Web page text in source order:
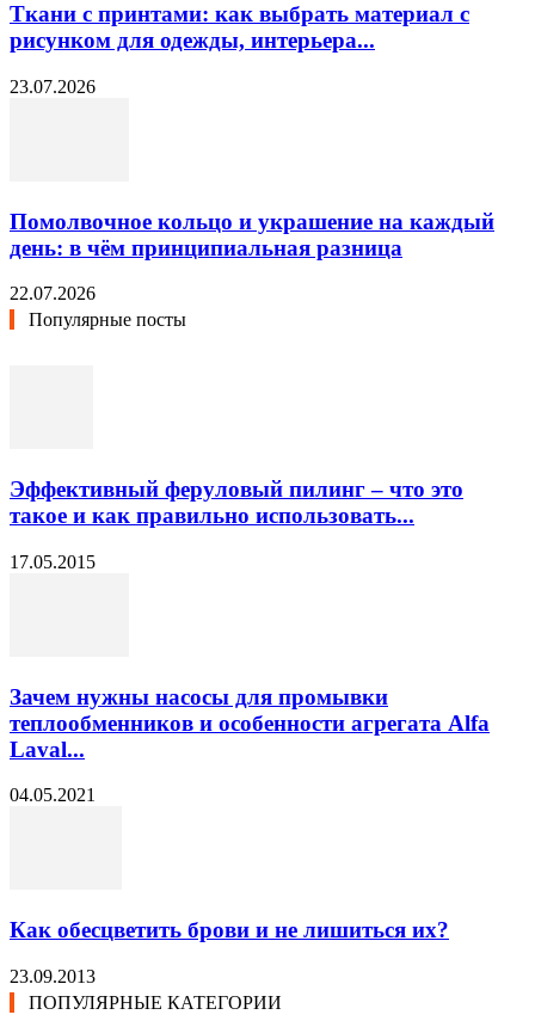
Ткани с принтами: как выбрать материал с
рисунком для одежды, интерьера...
23.07.2026
Помолвочное кольцо и украшение на каждый
день: в чём принципиальная разница
22.07.2026
Популярные посты
Эффективный феруловый пилинг – что это
такое и как правильно использовать...
17.05.2015
Зачем нужны насосы для промывки
теплообменников и особенности агрегата Alfa
Laval...
04.05.2021
Как обесцветить брови и не лишиться их?
23.09.2013
ПОПУЛЯРНЫЕ КАТЕГОРИИ